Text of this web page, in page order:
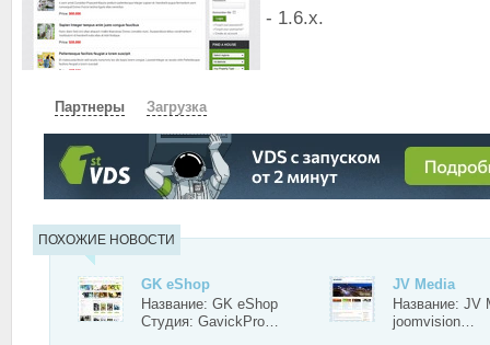
- 1.6.x.
Партнеры Загрузка
СКАЧАТЬ ЗЕРКАЛО
ПОХОЖИЕ НОВОСТИ
GK eShop
Название: GK eShop
Студия: GavickPro…
JV Media
Название: JV
joomvision…